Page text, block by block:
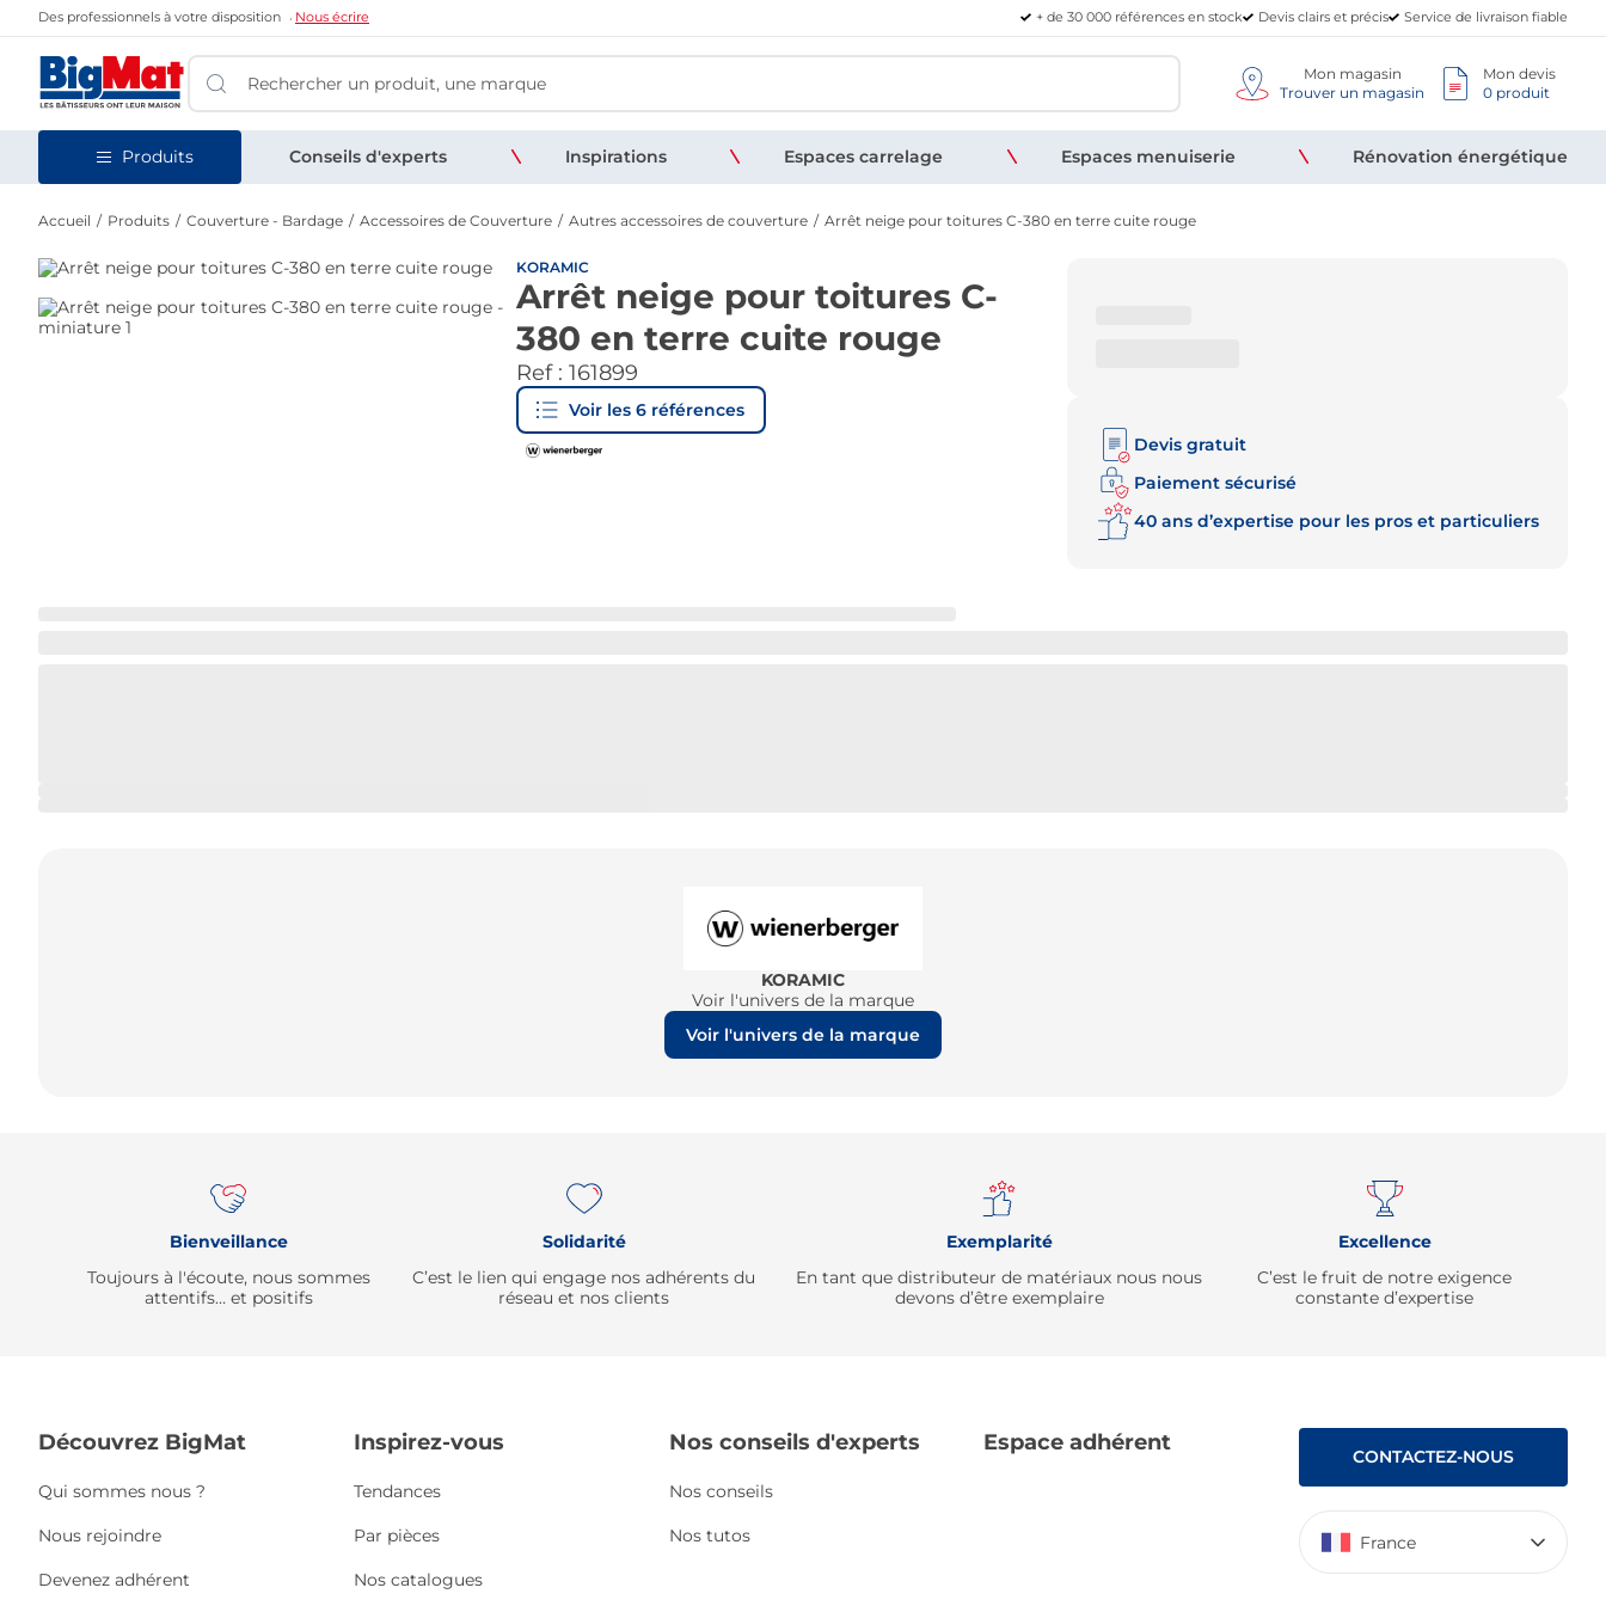
Des professionnels à votre disposition Nous écrire + de 30 000 références en stock Devis clairs et précis Service de livraison fiable
Mon magasin
Trouver un magasin
Mon devis
0 produit
Produits Conseils d'experts Inspirations Espaces carrelage Espaces menuiserie Rénovation énergétique
Accueil Produits Couverture - Bardage Accessoires de Couverture Autres accessoires de couverture Arrêt neige pour toitures C-380 en terre cuite rouge
KORAMIC
Arrêt neige pour toitures C-
380 en terre cuite rouge
Ref : 161899
Voir les 6 références
Devis gratuit
Paiement sécurisé
40 ans d’expertise pour les pros et particuliers
KORAMIC
Voir l'univers de la marque
Voir l'univers de la marque
Bienveillance
Toujours à l'écoute, nous sommes
attentifs… et positifs
Solidarité
C’est le lien qui engage nos adhérents du
réseau et nos clients
Exemplarité
En tant que distributeur de matériaux nous nous
devons d’être exemplaire
Excellence
C’est le fruit de notre exigence
constante d’expertise
Découvrez BigMat
Qui sommes nous ?
Nous rejoindre
Devenez adhérent
Inspirez-vous
Tendances
Par pièces
Nos catalogues
Nos conseils d'experts
Nos conseils
Nos tutos
Espace adhérent
CONTACTEZ-NOUS
France